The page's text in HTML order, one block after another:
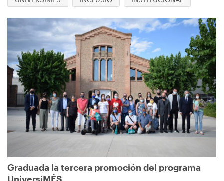
Graduada la tercera promoción del programa